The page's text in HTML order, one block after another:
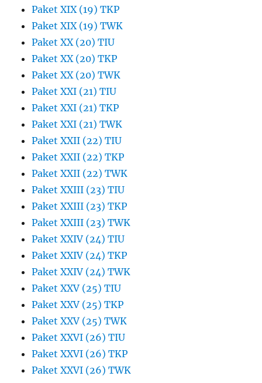
Paket XIX (19) TKP
Paket XIX (19) TWK
Paket XX (20) TIU
Paket XX (20) TKP
Paket XX (20) TWK
Paket XXI (21) TIU
Paket XXI (21) TKP
Paket XXI (21) TWK
Paket XXII (22) TIU
Paket XXII (22) TKP
Paket XXII (22) TWK
Paket XXIII (23) TIU
Paket XXIII (23) TKP
Paket XXIII (23) TWK
Paket XXIV (24) TIU
Paket XXIV (24) TKP
Paket XXIV (24) TWK
Paket XXV (25) TIU
Paket XXV (25) TKP
Paket XXV (25) TWK
Paket XXVI (26) TIU
Paket XXVI (26) TKP
Paket XXVI (26) TWK